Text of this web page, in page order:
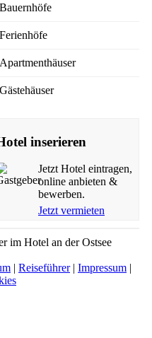
Bauernhöfe
Ferienhöfe
Apartmenthäuser
Gästehäuser
inserieren
Jetzt Hotel eintragen,
online anbieten &
bewerben.
Jetzt vermieten
im Hotel an der Ostsee
| Reiseführer| Impressum |